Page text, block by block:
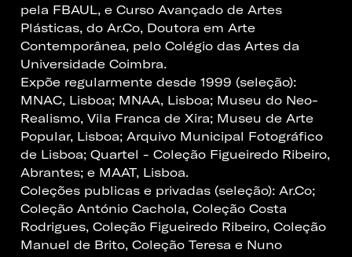
pela FBAUL, e Curso Avançado de Artes
Plásticas, do Ar.Co, Doutora em Arte
Contemporânea, pelo Colégio das Artes da
Universidade Coimbra.
Expõe regularmente desde 1999 (seleção):
MNAC, Lisboa; MNAA, Lisboa; Museu do Neo-
Realismo, Vila Franca de Xira; Museu de Arte
Popular, Lisboa; Arquivo Municipal Fotográfico
de Lisboa; Quartel - Coleção Figueiredo Ribeiro,
Abrantes; e MAAT, Lisboa.
Coleções publicas e privadas (seleção): Ar.Co;
Coleção António Cachola, Coleção Costa
Rodrigues, Coleção Figueiredo Ribeiro, Coleção
Manuel de Brito, Coleção Teresa e Nuno